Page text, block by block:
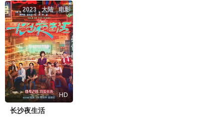
电影
大陆
2023
HD
长沙夜生活